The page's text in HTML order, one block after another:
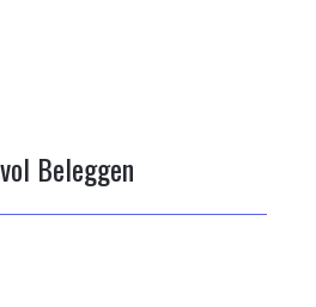
Beleggen